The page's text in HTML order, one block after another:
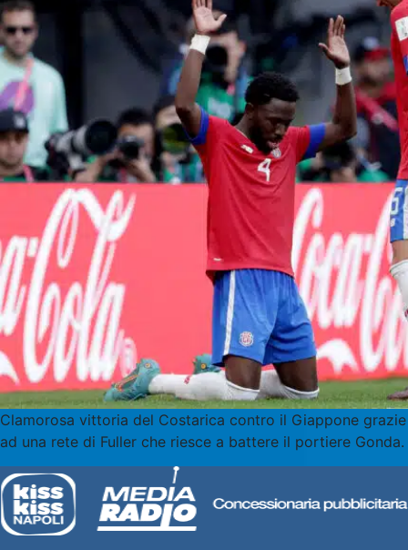
Clamorosa vittoria del Costarica contro il Giappone grazie
ad una rete di Fuller che riesce a battere il portiere Gonda.